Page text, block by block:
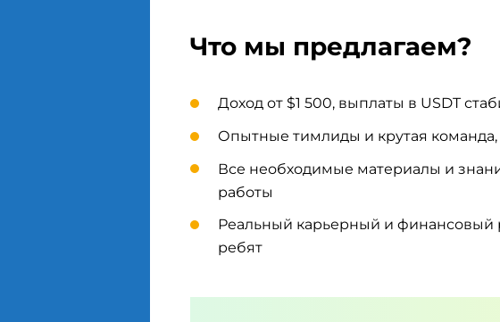
Что мы предлагаем?
Доход от $1 500, выплаты в USDT
Опытные тимлиды и крутая команда,
Все необходимые материалы и
работы
Реальный карьерный и финансовый
ребят